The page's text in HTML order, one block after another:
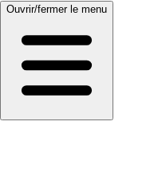
Ouvrir/fermer le menu